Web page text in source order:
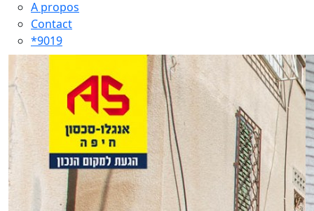
A propos
Contact
*9019